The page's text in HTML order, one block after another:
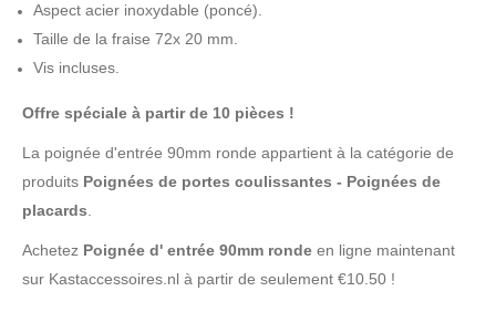
Aspect acier inoxydable (poncé).
Taille de la fraise 72x 20 mm.
Vis incluses.
Offre spéciale à partir de 10 pièces !
La poignée d'entrée 90mm ronde appartient à la catégorie de
produits Poignées de portes coulissantes - Poignées de
placards.
Achetez Poignée d' entrée 90mm ronde en ligne maintenant
sur Kastaccessoires.nl à partir de seulement €10.50 !